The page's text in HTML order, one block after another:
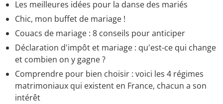
Les meilleures idées pour la danse des mariés
Chic, mon buffet de mariage !
Couacs de mariage : 8 conseils pour anticiper
Déclaration d'impôt et mariage : qu'est-ce qui change
et combien on y gagne ?
Comprendre pour bien choisir : voici les 4 régimes
matrimoniaux qui existent en France, chacun a son
intérêt